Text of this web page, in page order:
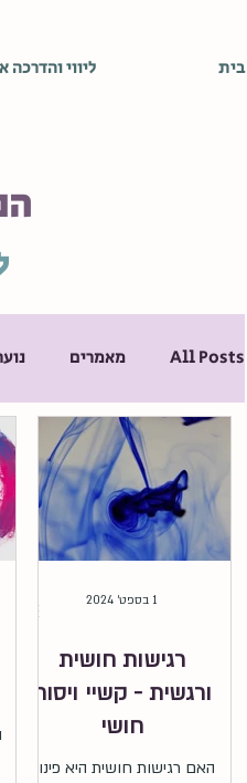
בית ליווי והדרכה
All Posts מאמרים
המלצות ספרים
רגישות חושית
ורגשית - קשיי ויסות
חושי
האם רגישות חושית היא פינוק
1 בספט׳ 2024